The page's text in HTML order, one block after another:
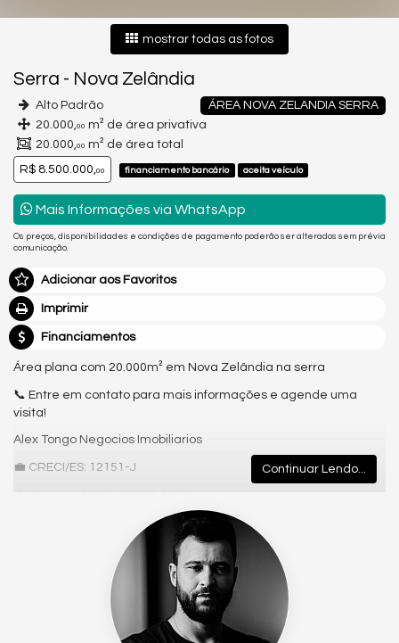
mostrar todas as fotos
Serra - Nova Zelândia
ÁREA NOVA ZELANDIA SERRA
Alto Padrão
20.000,00 m² de área privativa
20.000,00 m² de área total
R$ 8.500.000,00 financiamento bancário aceita veículo
Mais Informações via WhatsApp
Os preços, disponibilidades e condições de pagamento poderão ser alterados sem prévia
comunicação.
Adicionar aos Favoritos
Imprimir
Financiamentos
Área plana com 20.000m² em Nova Zelândia na serra
📞 Entre em contato para mais informações e agende uma
visita!
Alex Tongo Negocios Imobiliarios
💼 CRECI/ES: 12151-J
📷 Instagram: @imobiliariaalextongo
🌐 Site: https://www.alextongo.com.br
Área plana com 20.000m² em Nova Zelândia na serra
Entre em contato para mais informações e agende uma visita!
Alex Tongo Negocios Imobiliarios
CRECI/ES: 12151-J
Continuar Lendo...